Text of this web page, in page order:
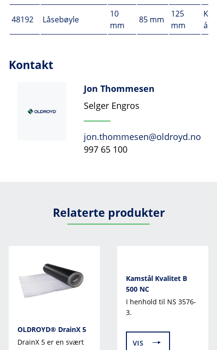
48192 Låsebøyle
10
mm
85 mm
125
mm
á
Kontakt
Jon Thommesen
Selger Engros
jon.thommesen@oldroyd.no
997 65 100
Relaterte produkter
OLDROYD® DrainX 5
DrainX 5 er en svært
Kamstål Kvalitet B
500 NC
I henhold til NS 3576-
3.
VIS